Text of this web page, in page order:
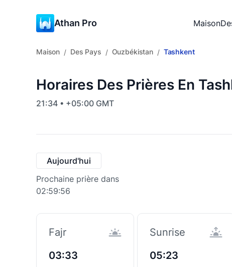
Athan Pro Maison
Maison / Des Pays / Ouzbékistan / Tashkent
Horaires Des Prières En
21:34 • +05:00 GMT
Aujourd'hui
Prochaine prière dans
02:59:55
Fajr
03:33
Sunrise
05:23